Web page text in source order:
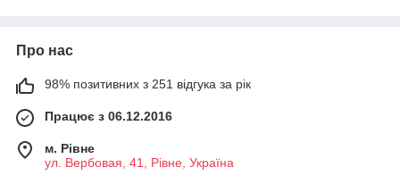
3000 гривенв любой регион Украины и от
гривенпо Ровно — бесплатно.
Смотреть оборудование и материалы
ленте с высокими показателями
цветные ресницы для дополнения
Про нас
98% позитивних з 251 відгука за рік
Працює з 06.12.2016
м. Рівне
ул. Вербовая, 41, Рівне, Україна